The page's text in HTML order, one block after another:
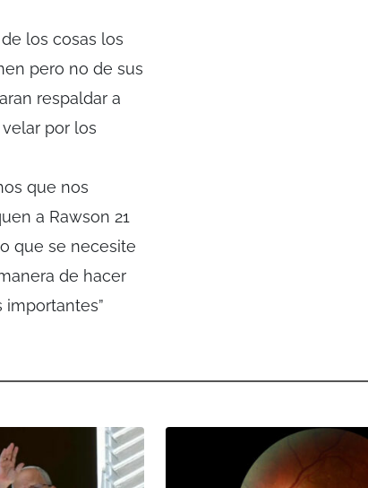
los cosas los
pero no de sus
respaldar a
por los
que nos
a Rawson 21
que se necesite
de hacer